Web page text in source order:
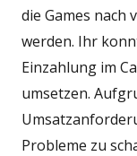
die Games
werden. Ihr
Einzahlung im
umsetzen.
Probleme zu